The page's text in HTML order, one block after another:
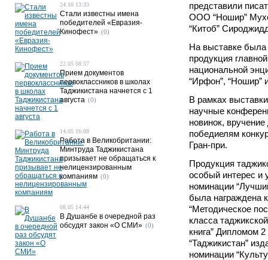
представили
ООО “Ношир”
“Китоб”
На выставке была
продукция
национальной
“Ирфон”, “Ношир”
В рамках
научные
новинок,
победиелям
Гран-при.
Продукция
особый интерес и
номинации
была награждена
“Методическое
класса
книга” Дипломом
“Таджикистан”
номинации
24.10 13:33
Стали известны имена
победителей «Евразия-
Кинофест» (0)
22.05 08:57
Прием документов
первоклассников в школах
Таджикистана начнется с 1
августа (0)
14.05 16:08
Работа в Великобритании:
Минтруда Таджикистана
призывает не обращаться к
нелицензированным
компаниям (0)
08.05 14:44
В Душанбе в очередной раз
обсудят закон «О СМИ» (0)